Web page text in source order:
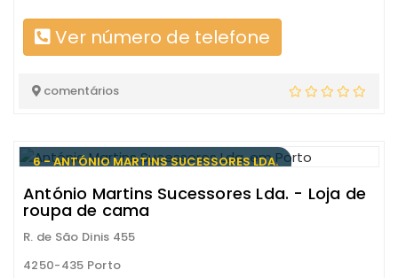
Ver número de telefone
comentários
6 - ANTÓNIO MARTINS SUCESSORES LDA.
António Martins Sucessores Lda. - Loja de
roupa de cama
R. de São Dinis 455
4250-435 Porto